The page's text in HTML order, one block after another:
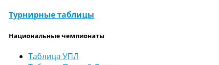
Турнирные таблицы
Национальные чемпионаты
Таблица УПЛ